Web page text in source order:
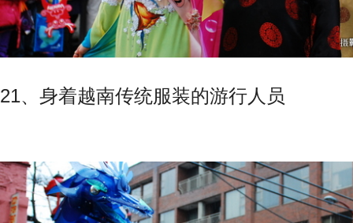
21、身着越南传统服装的游行人员